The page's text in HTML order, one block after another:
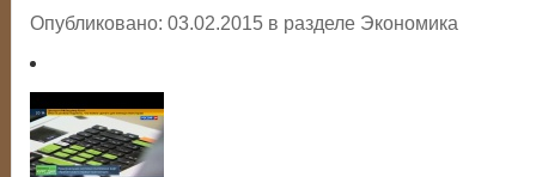
Опубликовано: 03.02.2015 в разделе Экономика